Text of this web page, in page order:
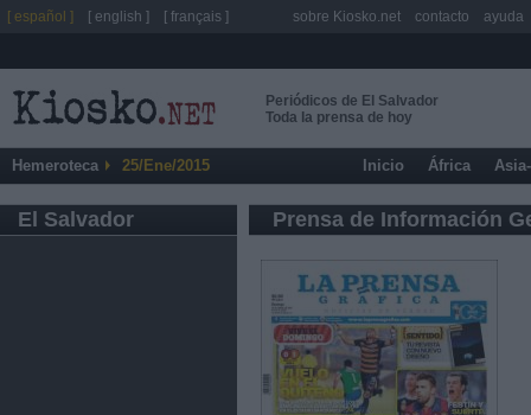
Periódicos de El Salvador
Toda la prensa de hoy
Hemeroteca 25/Ene/2015 Inicio África
El Salvador Prensa de Información
[ español ] [ english ] [ français ] sobre Kiosko.net contacto ayuda